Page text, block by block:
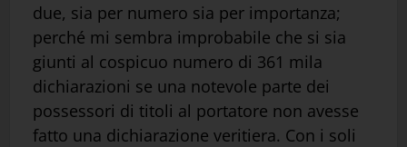
due, sia per numero sia per importanza;
perché mi sembra improbabile che si sia
giunti al cospicuo numero di 361 mila
dichiarazioni se una notevole parte dei
possessori di titoli al portatore non avesse
fatto una dichiarazione veritiera. Con i soli